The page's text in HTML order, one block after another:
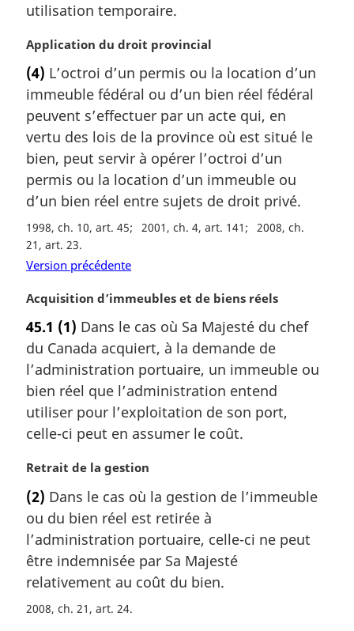
g
n
a
l
e
:
utilisation temporaire.
N
t
e
m
a
g
i
n
l
e
:
Application du droit provincial
(4) L’octroi d’un permis ou la location d’un
immeuble fédéral ou d’un bien réel fédéral
peuvent s’effectuer par un acte qui, en
vertu des lois de la province où est situé le
bien, peut servir à opérer l’octroi d’un
permis ou la location d’un immeuble ou
d’un bien réel entre sujets de droit privé.
1998, ch. 10, art. 45 2001, ch. 4, art. 141
2008, ch.
21, art. 23
Version précédente
N
t
e
m
a
g
i
a
l
e
:
Acquisition d’immeubles et de biens réels
45.1 (1) Dans le cas où Sa Majesté du chef
du Canada acquiert, à la demande de
l’administration portuaire, un immeuble ou
bien réel que l’administration entend
utiliser pour l’exploitation de son port,
celle-ci peut en assumer le coût.
N
t
e
m
a
g
i
Retrait de la gestion
(2) Dans le cas où la gestion de l’immeuble
ou du bien réel est retirée à
l’administration portuaire, celle-ci ne peut
être indemnisée par Sa Majesté
relativement au coût du bien.
2008, ch. 21, art. 24